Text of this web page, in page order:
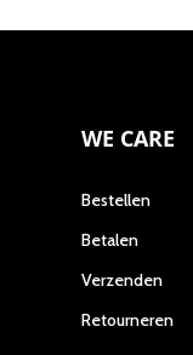
WE CARE
Bestellen
Betalen
Verzenden
Retourneren